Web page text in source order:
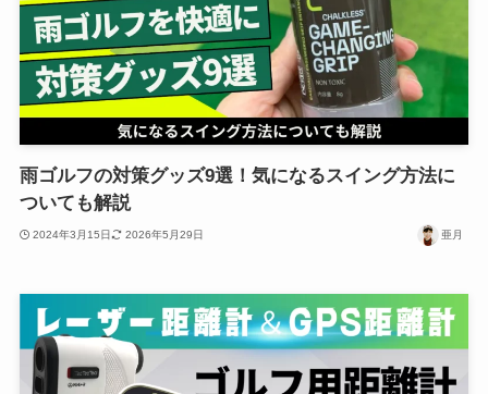
雨ゴルフの対策グッズ9選！気になるスイング方法に
ついても解説
2024年3月15日 2026年5月29日 亜月